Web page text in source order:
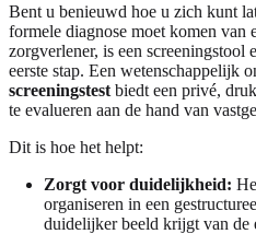
Bent u benieuwd hoe u zich kunt
formele diagnose moet komen van
zorgverlener, is een screeningstool
eerste stap. Een wetenschappelijk
screeningstest biedt een privé,
te evalueren aan de hand van
Dit is hoe het helpt:
Zorgt voor duidelijkheid:
organiseren in een
duidelijker beeld krijgt van de